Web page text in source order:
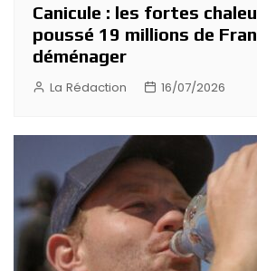
Canicule : les fortes
poussé 19 millions de
déménager
La Rédaction 16/07/2026